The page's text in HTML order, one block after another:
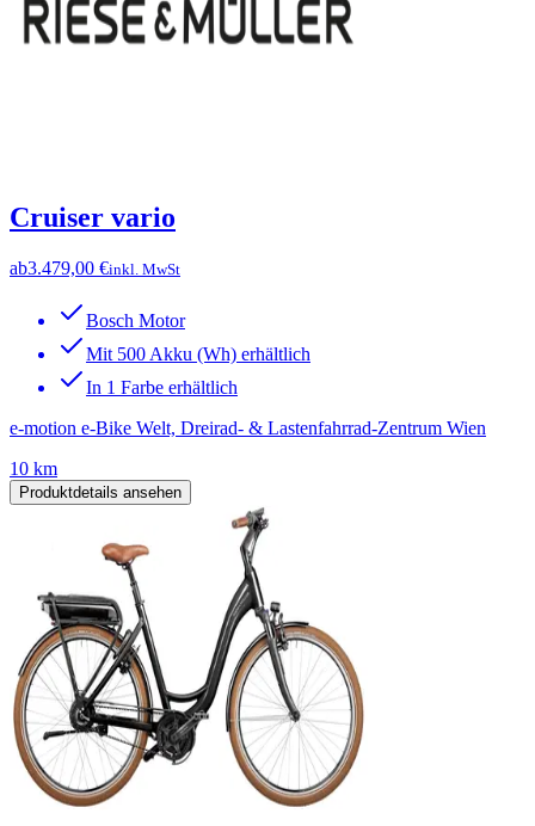
Cruiser vario
ab3.479,00 €inkl. MwSt
Bosch Motor
Mit 500 Akku (Wh) erhältlich
In 1 Farbe erhältlich
e-motion e-Bike Welt, Dreirad- & Lastenfahrrad-Zentrum Wien
10 km
Produktdetails ansehen